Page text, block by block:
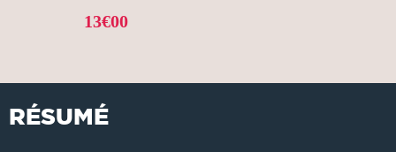
13€00
RÉSUMÉ